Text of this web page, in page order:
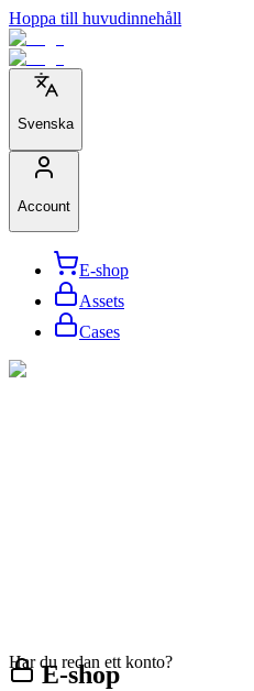
Hoppa till huvudinnehåll
Svenska
Account
E-shop
Assets
Cases
E-shop
Har du redan ett konto?